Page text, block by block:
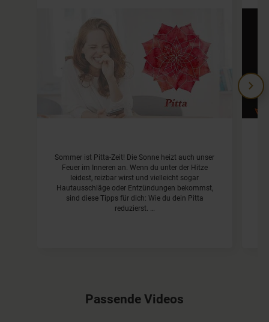
Sommer ist Pitta-Zeit! Die Sonne heizt auch unser
Feuer im Inneren an. Wenn du unter der Hitze
leidest, reizbar wirst und vielleicht sogar
Hautausschläge oder Entzündungen bekommst,
sind diese Tipps für dich: Wie du dein Pitta
reduzierst. …
Passende Videos